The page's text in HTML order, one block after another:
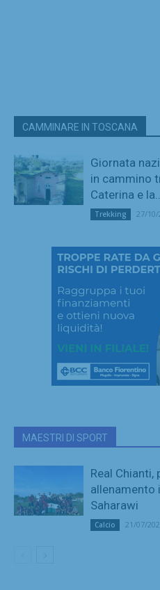
CAMMINARE IN TOSCANA
Giornata
in cammino
Caterina e la...
Trekking 27/
MAESTRI DI SPORT
Real Chianti,
allenamento
Saharawi
Calcio 21/07/